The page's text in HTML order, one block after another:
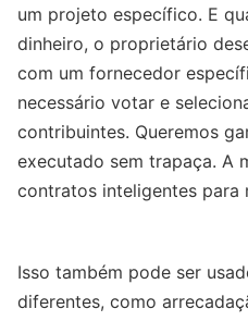
um projeto específico. E
dinheiro, o proprietário
com um fornecedor
necessário votar e
contribuintes. Queremos
executado sem trapaça. A
contratos inteligentes para
Isso também pode ser
diferentes, como